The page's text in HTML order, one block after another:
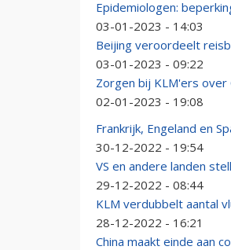
Epidemiologen:
03-01-2023 - 14:03
Beijing veroordeelt
03-01-2023 - 09:22
Zorgen bij KLM'ers over
02-01-2023 - 19:08
Frankrijk, Engeland en
30-12-2022 - 19:54
VS en andere landen
29-12-2022 - 08:44
KLM verdubbelt aantal
28-12-2022 - 16:21
China maakt einde aan